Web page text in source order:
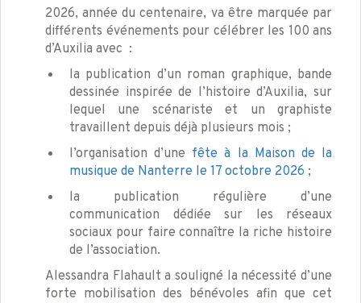
2026, année du centenaire, va être marquée par
différents événements pour célébrer les 100 ans
d’Auxilia avec :
la publication d’un roman graphique, bande
dessinée inspirée de l’histoire d’Auxilia, sur
lequel une scénariste et un graphiste
travaillent depuis déjà plusieurs mois ;
l’organisation d’une fête à la Maison de la
musique de Nanterre le 17 octobre 2026 ;
la publication régulière d’une
communication dédiée sur les réseaux
sociaux pour faire connaître la riche histoire
de l’association.
Alessandra Flahault a souligné la nécessité d’une
forte mobilisation des bénévoles afin que cet